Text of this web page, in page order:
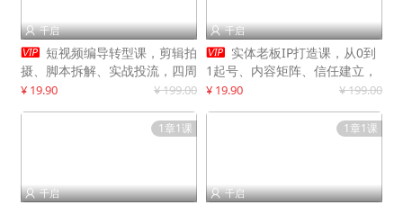
 千启
 短视频编导转型课，剪辑拍
摄、脚本拆解、实战投流，四周
系统教学，快速入行月入2w+
¥ 19.90 ¥ 199.00
 千启
 实体老板IP打造课，从0到
1起号、内容矩阵、信任建立，
打造门店IP，稳定获客增收
¥ 19.90 ¥ 199.00
1章1课
 千启
1章1课
 千启